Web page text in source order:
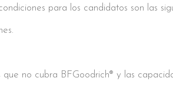
para los candidatos son las
no cubra BFGoodrich® y las